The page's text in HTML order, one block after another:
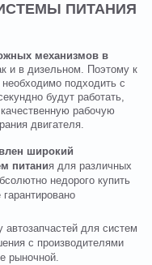
ПИТАНИЯ
механизмов в
и в дизельном. Поэтому к
подходить с
будут работать,
рабочую
двигателя.
широкий
питания для различных
недорого купить
для систем
с производителями
рыночной.